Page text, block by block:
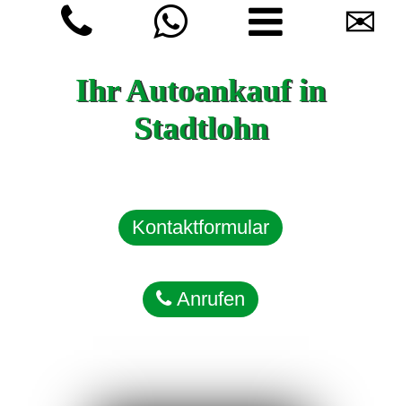
✉
Ihr Autoankauf in
Stadtlohn
Kontaktformular
Anrufen